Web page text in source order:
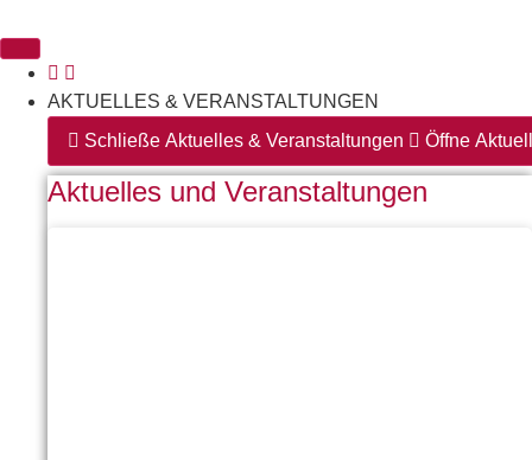
AKTUELLES & VERANSTALTUNGEN
Schließe Aktuelles & Veranstaltungen
Öffne
Aktuelles und Veranstaltungen